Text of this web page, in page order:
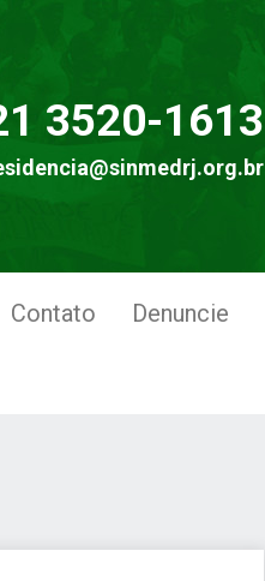
3520-1613
Contato Denuncie